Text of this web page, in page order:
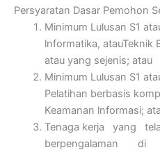
Persyaratan Dasar Pemohon
Minimum Lulusan S1
lnformatika, atauTeknik
atau yang sejenis; atau
Minimum Lulusan S1
Pelatihan berbasis
Keamanan lnformasi;
Tenaga kerja